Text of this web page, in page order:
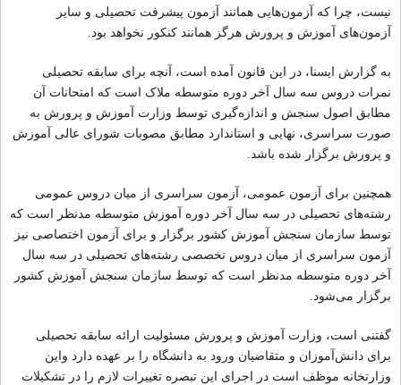
نیست، چرا که آزمون‌هایی همانند آزمون پیشرفت تحصیلی و سایر
آزمون‌های آموزش و پرورش هرگز همانند کنکور نخواهد بود.
به گزارش ایسنا، در این قانون آمده است، آنچه برای سابقه تحصیلی
نمرات دروس سه سال آخر دوره متوسطه ملاک است که امتحانات آن
مطابق اصول سنجش و اندازه‌گیری توسط وزارت آموزش و پرورش به
صورت سراسری، نهایی و استاندارد مطابق مصوبات شورای عالی آموزش
و پرورش برگزار شده باشد.
همچنین برای آزمون عمومی، آزمون سراسری از میان دروس عمومی
رشته‌های تحصیلی در سه سال آخر دوره آموزش متوسطه مدنظر است که
توسط سازمان سنجش آموزش کشور برگزار و برای آزمون اختصاصی نیز
آزمون سراسری از میان دروس تخصصی رشته‌های تحصیلی در سه سال
آخر دوره متوسطه مدنظر است که توسط سازمان سنجش آموزش کشور
برگزار می‌شود.
گفتنی است، وزارت آموزش و پرورش مسئولیت ارائه سابقه تحصیلی
برای دانش‌آموزان و متقاضیان ورود به دانشگاه را بر عهده دارد واین
وزارتخانه موظف است در اجرای این تبصره تغییرات لازم را در تشکیلات